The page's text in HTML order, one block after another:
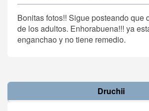
Bonitas fotos!! Sigue posteando que
de los adultos. Enhorabuena!!! ya
enganchao y no tiene remedio.
Druchii